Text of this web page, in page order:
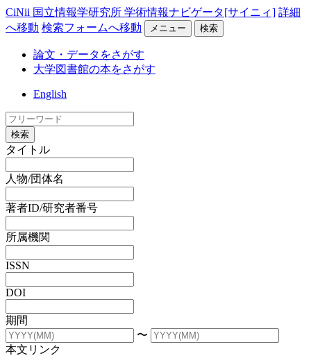
CiNii 国立情報学研究所 学術情報ナビゲータ[サイニィ] 詳細
へ移動 検索フォームへ移動 メニュー 検索
論文・データをさがす
大学図書館の本をさがす
English
検索
タイトル
人物/団体名
著者ID/研究者番号
所属機関
ISSN
DOI
期間
〜
本文リンク